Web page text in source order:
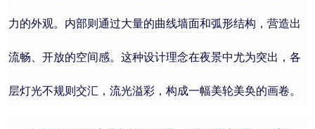
力的外观。内部则通过大量的曲线墙面和弧形结构，营造出
流畅、开放的空间感。这种设计理念在夜景中尤为突出，各
层灯光不规则交汇，流光溢彩，构成一幅美轮美奂的画卷。